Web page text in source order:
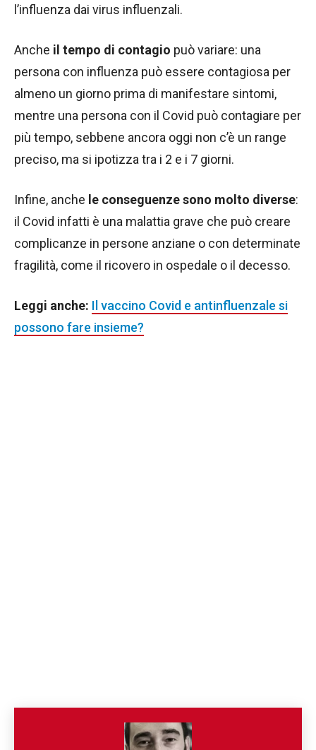
l’influenza dai virus influenzali.
Anche il tempo di contagio può variare: una
persona con influenza può essere contagiosa per
almeno un giorno prima di manifestare sintomi,
mentre una persona con il Covid può contagiare per
più tempo, sebbene ancora oggi non c’è un range
preciso, ma si ipotizza tra i 2 e i 7 giorni.
Infine, anche le conseguenze sono molto diverse:
il Covid infatti è una malattia grave che può creare
complicanze in persone anziane o con determinate
fragilità, come il ricovero in ospedale o il decesso.
Leggi anche: Il vaccino Covid e antinfluenzale si
possono fare insieme?